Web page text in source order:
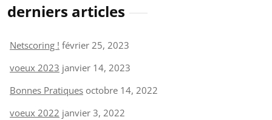
derniers articles
Netscoring ! février 25, 2023
voeux 2023 janvier 14, 2023
Bonnes Pratiques octobre 14, 2022
voeux 2022 janvier 3, 2022